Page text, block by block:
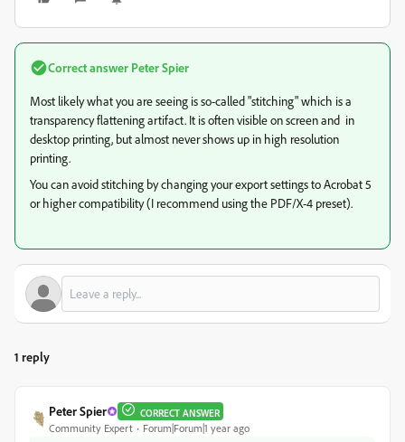
Correct answer Peter Spier
Most likely what you are seeing is so-called "stitching" which is a
transparency flattening artifact. It is often visible on screen and in
desktop printing, but almost never shows up in high resolution
printing.
You can avoid stitching by changing your export settings to Acrobat 5
or higher compatibility (I recommend using the PDF/X-4 preset).
1 reply
Peter Spier CORRECT ANSWER
Community Expert Forum|Forum|1 year ago